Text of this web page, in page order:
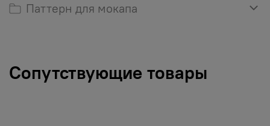
Паттерн для мокапа
Сопутствующие товары